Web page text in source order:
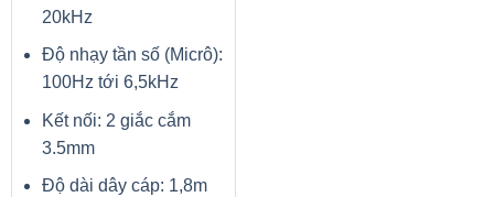
20kHz
Độ nhạy tần số (Micrô):
100Hz tới 6,5kHz
Kết nối: 2 giắc cắm
3.5mm
Độ dài dây cáp: 1,8m